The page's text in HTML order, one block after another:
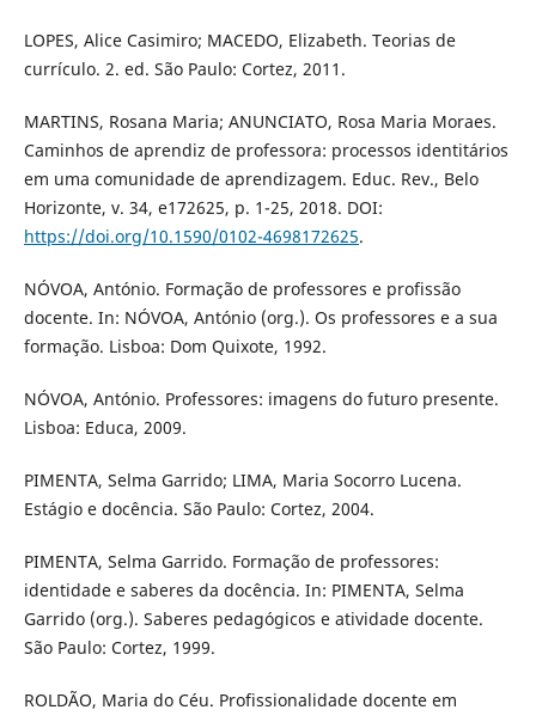
LOPES, Alice Casimiro; MACEDO, Elizabeth. Teorias de
currículo. 2. ed. São Paulo: Cortez, 2011.
MARTINS, Rosana Maria; ANUNCIATO, Rosa Maria Moraes.
Caminhos de aprendiz de professora: processos identitários
em uma comunidade de aprendizagem. Educ. Rev., Belo
Horizonte, v. 34, e172625, p. 1-25, 2018. DOI:
https://doi.org/10.1590/0102-4698172625.
NÓVOA, António. Formação de professores e profissão
docente. In: NÓVOA, António (org.). Os professores e a sua
formação. Lisboa: Dom Quixote, 1992.
NÓVOA, António. Professores: imagens do futuro presente.
Lisboa: Educa, 2009.
PIMENTA, Selma Garrido; LIMA, Maria Socorro Lucena.
Estágio e docência. São Paulo: Cortez, 2004.
PIMENTA, Selma Garrido. Formação de professores:
identidade e saberes da docência. In: PIMENTA, Selma
Garrido (org.). Saberes pedagógicos e atividade docente.
São Paulo: Cortez, 1999.
ROLDÃO, Maria do Céu. Profissionalidade docente em